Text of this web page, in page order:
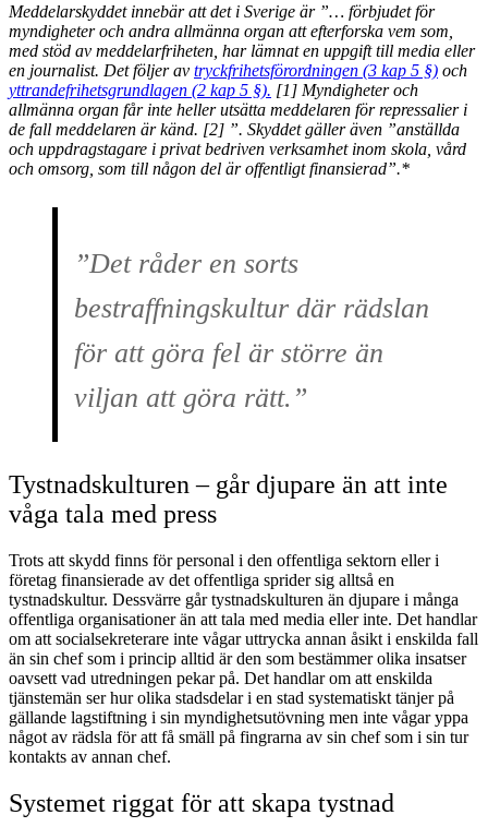
Meddelarskyddet innebär att det i Sverige är ”… förbjudet för
myndigheter och andra allmänna organ att efterforska vem som,
med stöd av meddelarfriheten, har lämnat en uppgift till media eller
en journalist. Det följer av tryckfrihetsförordningen (3 kap 5 §) och
yttrandefrihetsgrundlagen (2 kap 5 §). [1] Myndigheter och
allmänna organ får inte heller utsätta meddelaren för repressalier i
de fall meddelaren är känd. [2] ”. Skyddet gäller även ”anställda
och uppdragstagare i privat bedriven verksamhet inom skola, vård
och omsorg, som till någon del är offentligt finansierad”.*
”Det råder en sorts
bestraffningskultur där rädslan
för att göra fel är större än
viljan att göra rätt.”
Tystnadskulturen – går djupare än att inte
våga tala med press
Trots att skydd finns för personal i den offentliga sektorn eller i
företag finansierade av det offentliga sprider sig alltså en
tystnadskultur. Dessvärre går tystnadskulturen än djupare i många
offentliga organisationer än att tala med media eller inte. Det handlar
om att socialsekreterare inte vågar uttrycka annan åsikt i enskilda fall
än sin chef som i princip alltid är den som bestämmer olika insatser
oavsett vad utredningen pekar på. Det handlar om att enskilda
tjänstemän ser hur olika stadsdelar i en stad systematiskt tänjer på
gällande lagstiftning i sin myndighetsutövning men inte vågar yppa
något av rädsla för att få smäll på fingrarna av sin chef som i sin tur
kontakts av annan chef.
Systemet riggat för att skapa tystnad